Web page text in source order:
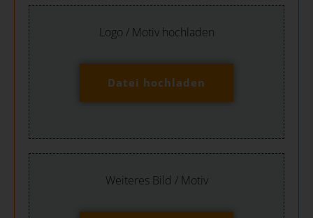
Logo / Motiv hochladen
Datei hochladen
Weiteres Bild / Motiv